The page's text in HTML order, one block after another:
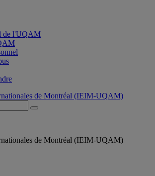
de l'UQAM
de Montréal (IEIM-UQAM)
de Montréal (IEIM-UQAM)